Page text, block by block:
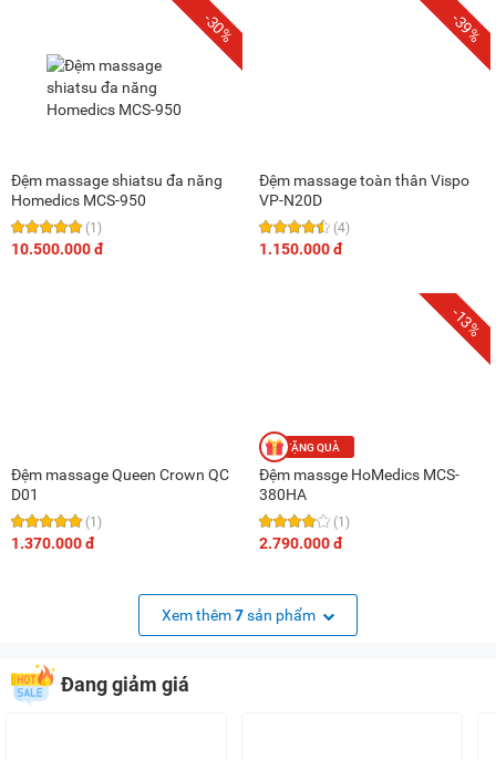
-30%
Đệm massage shiatsu đa năng
Homedics MCS-950
(1)
10.500.000 đ
-39%
Đệm massage toàn thân Vispo
VP-N20D
(4)
1.150.000 đ
Đệm massage Queen Crown QC
D01
(1)
1.370.000 đ
-13%
Đệm massge HoMedics MCS-
380HA
(1)
2.790.000 đ
Xem thêm7sản phẩm
Đang giảm giá